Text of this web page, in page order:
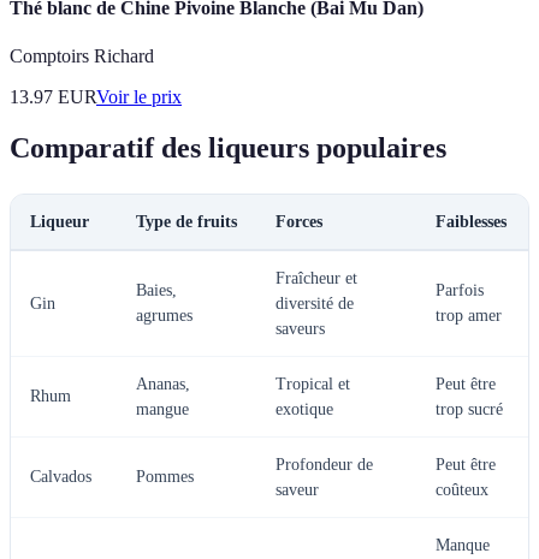
Thé blanc de Chine Pivoine Blanche (Bai Mu Dan)
Comptoirs Richard
13.97 EURVoir le prix
Comparatif des liqueurs populaires
Liqueur Type de fruits Forces Faiblesses
Gin
Baies,
agrumes
Fraîcheur et
diversité de
saveurs
Parfois
trop amer
Rhum
Ananas,
mangue
Tropical et
exotique
Peut être
trop sucré
Calvados Pommes
Profondeur de
saveur
Peut être
coûteux
Manque